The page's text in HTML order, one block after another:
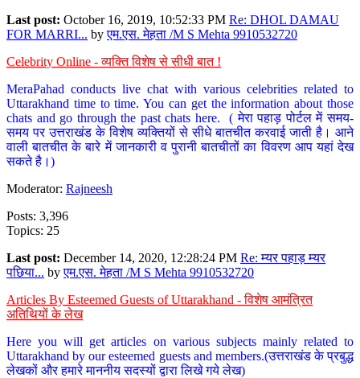
Last post: October 16, 2019, 10:52:33 PM Re: DHOL DAMAU
FOR MARRI... byएम.एस. मेहता /M S Mehta 9910532720
Celebrity Online - व्यक्ति विशेष से सीधी बात !
MeraPahad conducts live chat with various celebrities related to
Uttarakhand time to time. You can get the information about those
chats and go through the past chats here. ( मेरा पहाड़ पोर्टल में समय-
समय पर उत्तराखंड के विशेष व्यक्तियों से सीधे बातचीत करवाई जाती है। आने
वाली बातचीत के बारे में जानकारी व पुरानी बातचीतों का विवरण आप यहां देख
सकते है।)
Moderator: Rajneesh
Posts: 3,396
Topics: 25
Last post: December 14, 2020, 12:28:24 PM Re: म्यर पहाड़ म्यर
पछिया... byएम.एस. मेहता /M S Mehta 9910532720
Articles By Esteemed Guests of Uttarakhand - विशेष आमंत्रित
अतिथियों के लेख
Here you will get articles on various subjects mainly related to
Uttarakhand by our esteemed guests and members.(उत्तराखंड के प्रबुद्ध
लेखकों और हमारे माननीय सदस्यों द्वारा लिखे गये लेख)